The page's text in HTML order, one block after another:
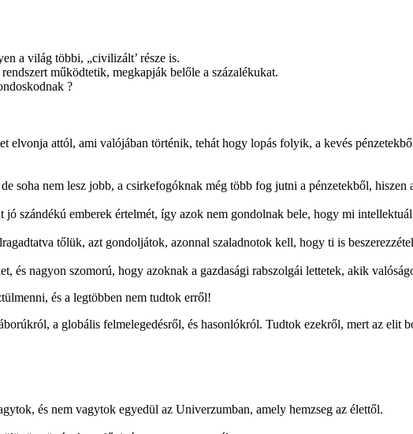
a világ többi, „civilizált’ része is.
működtetik, megkapják belőle a százalékukat.
?
attól, ami valójában történik, tehát hogy lopás folyik, a kevés
nem lesz jobb, a csirkefogóknak még több fog jutni a pénzetekből, hiszen
szándékú emberek értelmét, így azok nem gondolnak bele, hogy mi
tőlük, azt gondoljátok, azonnal szaladnotok kell, hogy ti is
és nagyon szomorú, hogy azoknak a gazdasági rabszolgái lettetek, akik
és a legtöbben nem tudtok erről!
a globális felmelegedésről, és hasonlókról. Tudtok ezekről, mert az elit
és nem vagytok egyedül az Univerzumban, amely hemzseg az élettől.